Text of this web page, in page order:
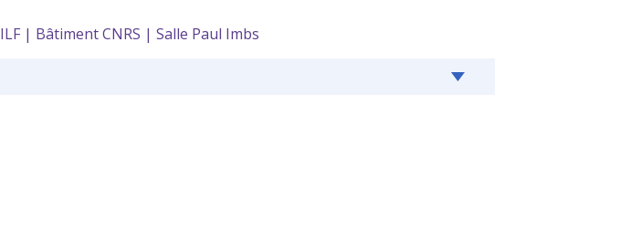
| Bâtiment CNRS | Salle Paul Imbs